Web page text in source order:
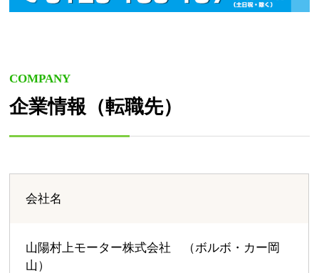
COMPANY
企業情報（転職先）
会社名
山陽村上モーター株式会社 （ボルボ・カー岡
山）